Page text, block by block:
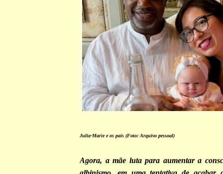
Julia-Marie e os pais (Foto: Arquivo pessoal)
Agora, a mãe luta para aumentar a